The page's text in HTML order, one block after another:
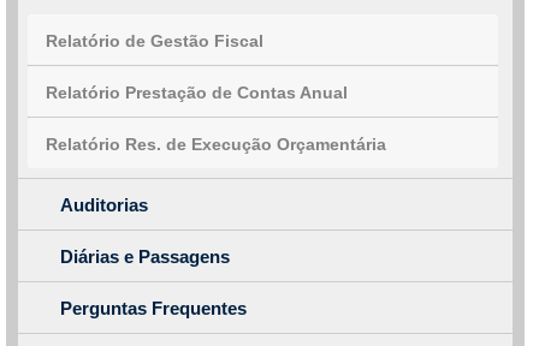
Relatório de Gestão Fiscal
Relatório Prestação de Contas Anual
Relatório Res. de Execução Orçamentária
Auditorias
Diárias e Passagens
Perguntas Frequentes